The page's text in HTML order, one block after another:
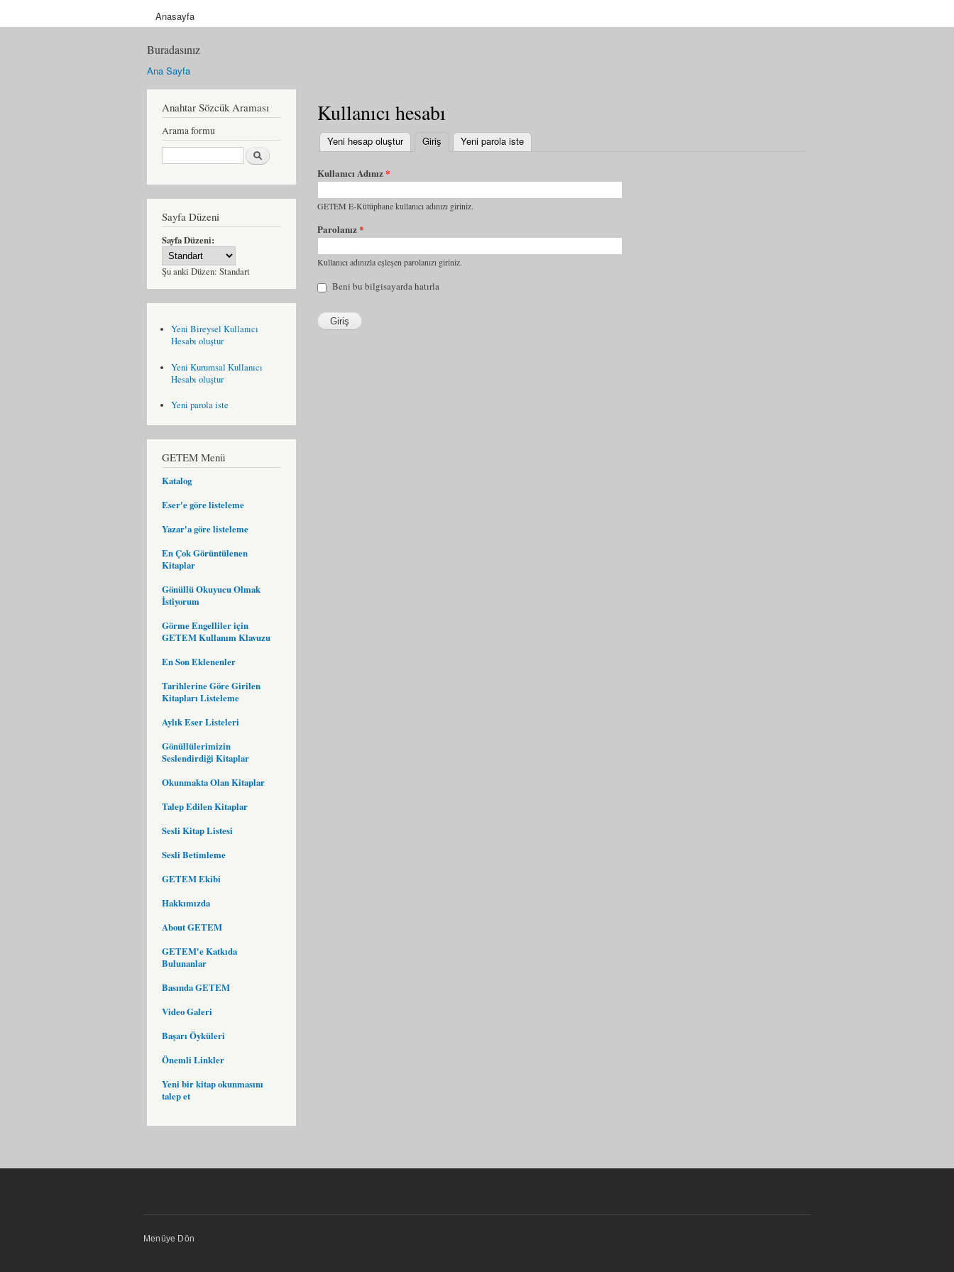
Anasayfa
Buradasınız
Ana Sayfa
Anahtar Sözcük Araması
Arama formu
Ara
Sayfa Düzeni
Sayfa Düzeni:
Şu anki Düzen: Standart
Yeni Bireysel Kullanıcı
Hesabı oluştur
Yeni Kurumsal Kullanıcı
Hesabı oluştur
Yeni parola iste
GETEM Menü
Katalog
Eser'e göre listeleme
Yazar'a göre listeleme
En Çok Görüntülenen
Kitaplar
Gönüllü Okuyucu Olmak
İstiyorum
Görme Engelliler için
GETEM Kullanım Klavuzu
En Son Eklenenler
Tarihlerine Göre Girilen
Kitapları Listeleme
Aylık Eser Listeleri
Gönüllülerimizin
Seslendirdiği Kitaplar
Okunmakta Olan Kitaplar
Talep Edilen Kitaplar
Sesli Kitap Listesi
Sesli Betimleme
GETEM Ekibi
Hakkımızda
About GETEM
GETEM'e Katkıda
Bulunanlar
Basında GETEM
Video Galeri
Başarı Öyküleri
Önemli Linkler
Yeni bir kitap okunmasını
talep et
Kullanıcı hesabı
Yeni hesap oluştur Giriş (etkin sekme)
Yeni parola iste
Kullanıcı Adınız*
GETEM E-Kütüphane kullanıcı adınızı giriniz.
Parolanız*
Kullanıcı adınızla eşleşen parolanızı giriniz.
Beni bu bilgisayarda hatırla
Menüye Dön